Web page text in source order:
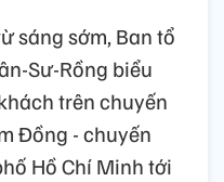
sáng sớm, Ban tổ
Sư-Rồng biểu
trên chuyến
Đồng - chuyến
Hồ Chí Minh tới